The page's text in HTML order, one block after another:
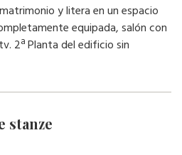
y litera en un espacio
equipada, salón con
2ª Planta del edificio sin
stanze